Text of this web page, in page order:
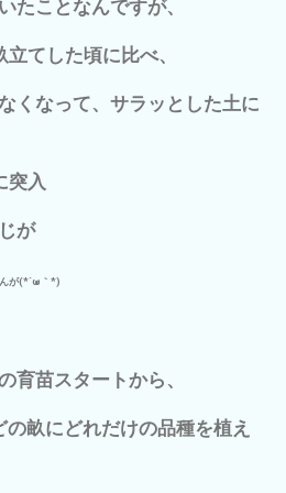
たことなんですが、
てした頃に比べ、
くなって、サラッとした土に
突入
が
が(*´ω｀*)
育苗スタートから、
畝にどれだけの品種を植え